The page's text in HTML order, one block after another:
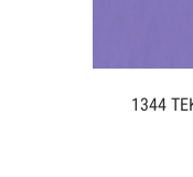
1344